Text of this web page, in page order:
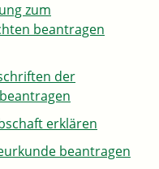
zum
beantragen
der
erklären
beantragen